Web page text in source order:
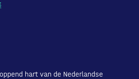
hart van de Nederlandse